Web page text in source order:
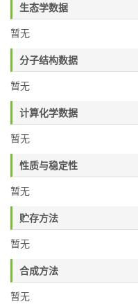
生态学数据
暂无
分子结构数据
暂无
计算化学数据
暂无
性质与稳定性
暂无
贮存方法
暂无
合成方法
暂无